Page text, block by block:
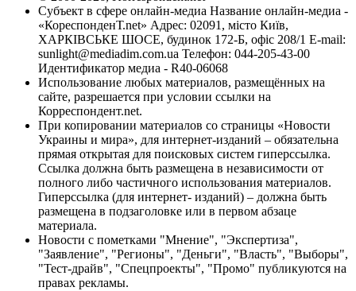
Субъект в сфере онлайн-медиа Название онлайн-медиа -
«КореспонденТ.net» Адрес: 02091, місто Київ,
ХАРКІВСЬКЕ ШОСЕ, будинок 172-Б, офіс 208/1 E-mail:
sunlight@mediadim.com.ua Телефон: 044-205-43-00
Идентификатор медиа - R40-06068
Использование любых материалов, размещённых на
сайте, разрешается при условии ссылки на
Корреспондент.net.
При копировании материалов со страницы «Новости
Украины и мира», для интернет-изданий – обязательна
прямая открытая для поисковых систем гиперссылка.
Ссылка должна быть размещена в независимости от
полного либо частичного использования материалов.
Гиперссылка (для интернет- изданий) – должна быть
размещена в подзаголовке или в первом абзаце
материала.
Новости с пометками "Мнение", "Экспертиза",
"Заявление", "Регионы", "Деньги", "Власть", "Выборы",
"Тест-драйв", "Спецпроекты", "Промо" публикуются на
правах рекламы.